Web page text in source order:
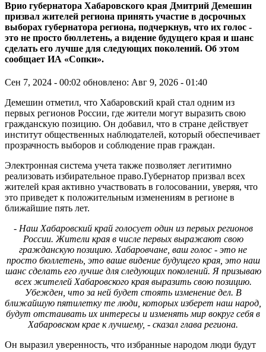
Врио губернатора Хабаровского края Дмитрий Демешин
призвал жителей региона принять участие в досрочных
выборах губернатора региона, подчеркнув, что их голос -
это не просто бюллетень, а видение будущего края и шанс
сделать его лучше для следующих поколений. Об этом
сообщает ИА «Сопки».
Сен 7, 2024 - 00:02 обновлено: Авг 9, 2026 - 01:40
Демешин отметил, что Хабаровский край стал одним из
первых регионов России, где жители могут выразить свою
гражданскую позицию. Он добавил, что в стране действует
институт общественных наблюдателей, который обеспечивает
прозрачность выборов и соблюдение прав граждан.
Электронная система учета также позволяет легитимно
реализовать избирательное право.Губернатор призвал всех
жителей края активно участвовать в голосовании, уверяя, что
это приведет к положительным изменениям в регионе в
ближайшие пять лет.
- Наш Хабаровский край голосует один из первых регионов
России. Жители края в числе первых выражают свою
гражданскую позицию. Хабаровчане, ваш голос - это не
просто бюллетень, это ваше видение будущего края, это наш
шанс сделать его лучше для следующих поколений. Я призываю
всех жителей Хабаровского края выразить свою позицию.
Убежден, что за ней будет стоять изменение дел. В
ближайшую пятилетку те люди, которых изберет наш народ,
будут отстаивать их интересы и изменять мир вокруг себя в
Хабаровском крае к лучшему, - сказал глава региона.
Он выразил уверенность, что избранные народом люди будут